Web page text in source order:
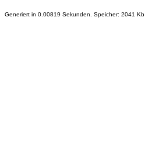
Generiert in 0.00819 Sekunden. Speicher: 2041 Kb